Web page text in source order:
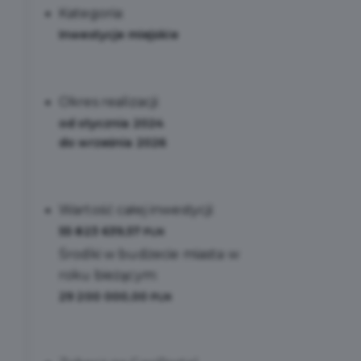
Kategoria:
Inwestycje miejskie
Okres realizacji:
od stycznia 2024
do września 2026
Wartość całej inwestycji:
55 823 639,57
Środki w budżecie miasta w
roku bieżącym:
29 200 000,00